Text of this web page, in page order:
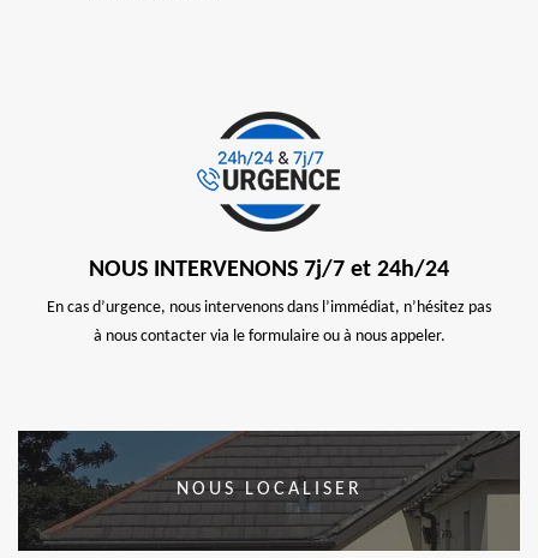
NOUS INTERVENONS 7j/7 et 24h/24
En cas d’urgence, nous intervenons dans l’immédiat, n’hésitez pas
à nous contacter via le formulaire ou à nous appeler.
NOUS LOCALISER